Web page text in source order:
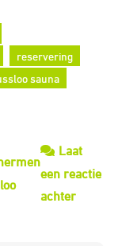
reservering
sauna
Laat
een reactie
achterop